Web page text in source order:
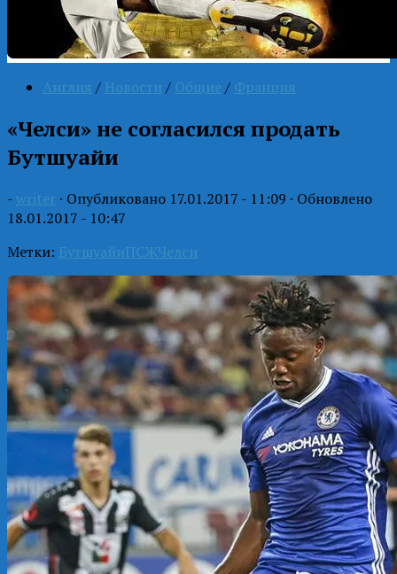
Англия / Новости / Общие / Франция
«Челси» не согласился продать
Бутшуайи
- writer · Опубликовано 17.01.2017 - 11:09 · Обновлено
18.01.2017 - 10:47
Метки: БутшуайиПСЖЧелси